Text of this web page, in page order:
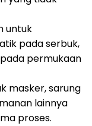
untuk
pada serbuk,
permukaan
masker, sarung
lainnya
proses.